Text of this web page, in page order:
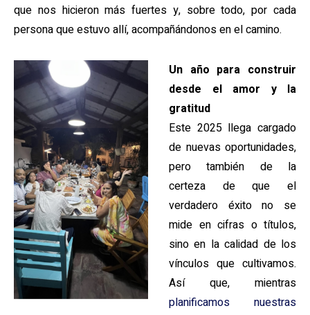
que nos hicieron más fuertes y, sobre todo, por cada
persona que estuvo allí, acompañándonos en el camino.
Un año para construir
desde el amor y la
gratitud
Este 2025 llega cargado
de nuevas oportunidades,
pero también de la
certeza de que el
verdadero éxito no se
mide en cifras o títulos,
sino en la calidad de los
vínculos que cultivamos.
Así que, mientras
planificamos nuestras